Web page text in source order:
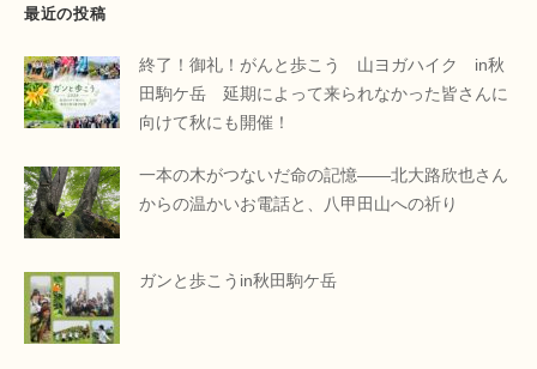
最近の投稿
終了！御礼！がんと歩こう 山ヨガハイク in秋
田駒ケ岳 延期によって来られなかった皆さんに
向けて秋にも開催！
一本の木がつないだ命の記憶――北大路欣也さん
からの温かいお電話と、八甲田山への祈り
ガンと歩こうin秋田駒ケ岳